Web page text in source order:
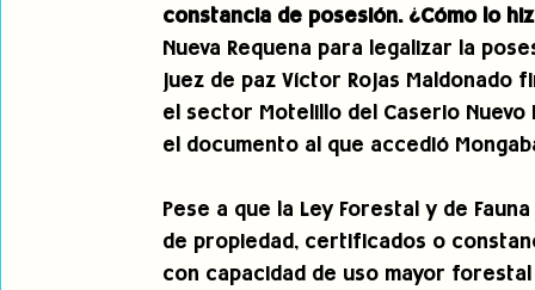
constancia de posesión. ¿Cómo lo
Nueva Requena para legalizar la
juez de paz Víctor Rojas
el sector Motelillo del Caserio Nuevo
el documento al que accedió
Pese a que la Ley Forestal y de
de propiedad, certificados o
con capacidad de uso mayor